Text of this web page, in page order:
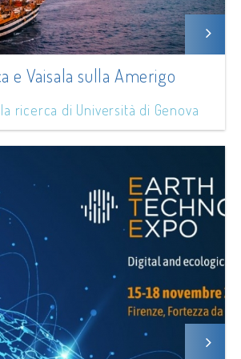
e Vaisala sulla Amerigo
ricerca di Università di Genova